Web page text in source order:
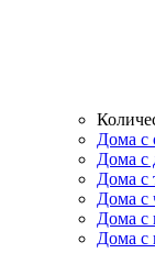
Дома с
Дома с
Дома с
Дома с
Дома с
Дома с